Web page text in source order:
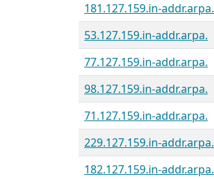
181.127.159.in-addr.arpa.
53.127.159.in-addr.arpa.
77.127.159.in-addr.arpa.
98.127.159.in-addr.arpa.
71.127.159.in-addr.arpa.
229.127.159.in-addr.arpa.
182.127.159.in-addr.arpa.